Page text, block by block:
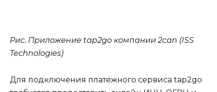
Рис. Приложение tap2go компании 2can (ISS
Technologies)
Для подключения платежного сервиса tap2go